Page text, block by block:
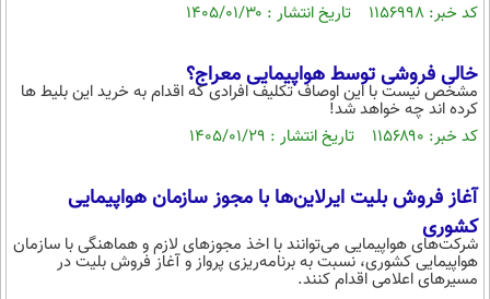
کد خبر: ۱۱۵۶۹۹۸ تاریخ انتشار : ۱۴۰۵/۰۱/۳۰
خالی فروشی توسط هواپیمایی معراج؟
مشخص نیست با این اوصاف تکلیف افرادی که اقدام به خرید این بلیط ها
کرده اند چه خواهد شد!
کد خبر: ۱۱۵۶۸۹۰ تاریخ انتشار : ۱۴۰۵/۰۱/۲۹
آغاز فروش بلیت ایرلاین‌ها با مجوز سازمان هواپیمایی
کشوری
شرکت‌های هواپیمایی می‌توانند با اخذ مجوزهای لازم و هماهنگی با سازمان
هواپیمایی کشوری، نسبت به برنامه‌ریزی پرواز و آغاز فروش بلیت در
مسیرهای اعلامی اقدام کنند.